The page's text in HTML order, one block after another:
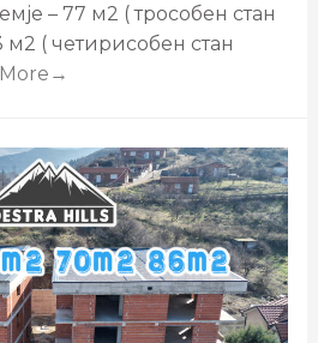
– 77 м2 ( трособен стан
м2 ( четирисобен стан